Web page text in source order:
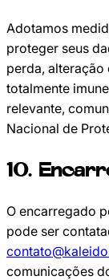
Adotamos
proteger seus
perda, alteração
totalmente
relevante,
Nacional de
10.
O encarregado
pode ser
comunicações